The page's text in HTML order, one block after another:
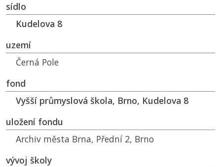
sídlo
Kudelova 8
uzemí
Černá Pole
fond
Vyšší průmyslová škola, Brno, Kudelova 8
uložení fondu
Archiv města Brna, Přední 2, Brno
vývoj školy